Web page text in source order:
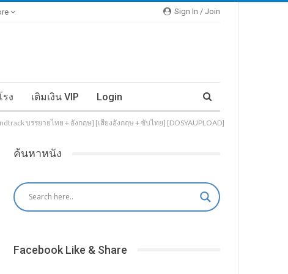
Sign In / Join
ง เติมเงิน VIP Login
บรรยายไทย + อังกฤษ] [เสียงอังกฤษ + ซับไทย] [DOSYAUPLOAD]
ค้นหาหนัง
Facebook Like & Share